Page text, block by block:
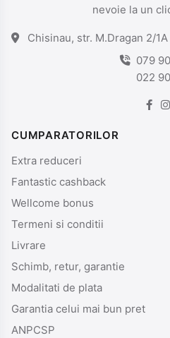
nevoie la un
Chisinau, str. M.Dragan 2/1A
079
022
CUMPARATORILOR
Extra reduceri
Fantastic cashback
Wellcome bonus
Termeni si conditii
Livrare
Schimb, retur, garantie
Modalitati de plata
Garantia celui mai bun pret
ANPCSP